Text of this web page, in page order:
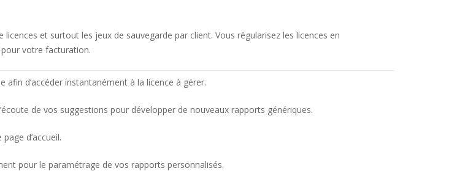
et surtout les jeux de sauvegarde par client. Vous régularisez les licences en
votre facturation.
d’accéder instantanément à la licence à gérer.
de vos suggestions pour développer de nouveaux rapports génériques.
d’accueil.
pour le paramétrage de vos rapports personnalisés.